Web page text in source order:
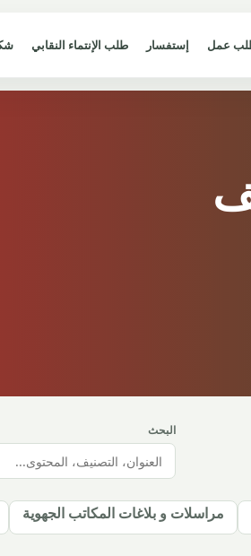
عمل إستفسار طلب الإنتماء النقابي
البحث
مراسلات و بلاغات المكاتب الجهوية